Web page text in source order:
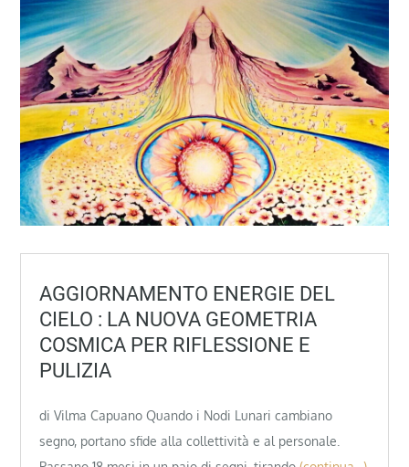
AGGIORNAMENTO ENERGIE DEL
CIELO : LA NUOVA GEOMETRIA
COSMICA PER RIFLESSIONE E
PULIZIA
di Vilma Capuano Quando i Nodi Lunari cambiano
segno, portano sfide alla collettività e al personale.